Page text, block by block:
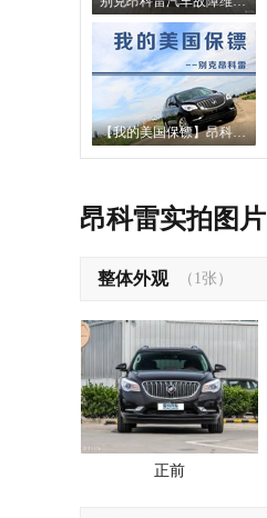
【我的美国保镖】昂科雷提车认证作业！图文并茂详细讲解..
昂科雷实拍图片
整体外观 （1张）
正前